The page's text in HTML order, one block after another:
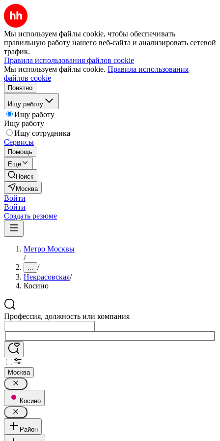
Мы используем файлы cookie, чтобы обеспечивать
правильную работу нашего веб-сайта и анализировать сетевой
трафик.
Правила использования файлов cookie
Мы используем файлы cookie. Правила использования
файлов cookie
Понятно
Ищу работу
Ищу работу
Ищу работу
Ищу сотрудника
Сервисы
Помощь
Ещё
Поиск
Москва
Войти
Войти
Создать резюме
Метро Москвы
/
... /
Некрасовская/
Косино
Профессия, должность или компания
Москва
Косино
Район